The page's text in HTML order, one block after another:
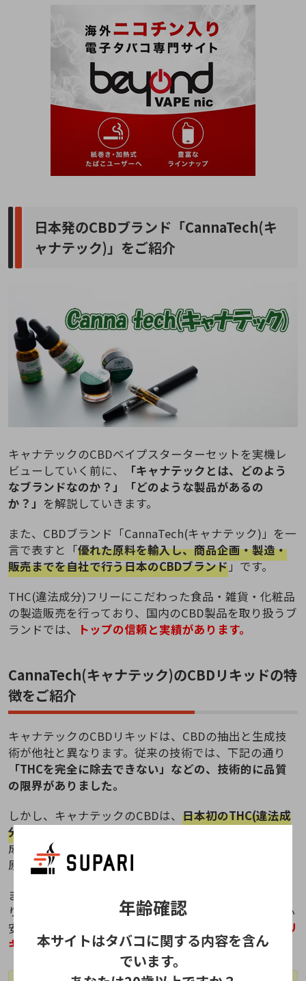
日本発のCBDブランド「CannaTech(キ
ャナテック)」をご紹介
キャナテックのCBDベイプスターターセットを実機レ
ビューしていく前に、
「キャナテックとは、どのよう
なブランドなのか？」「どのような製品があるの
か？」 を解説していきます。
また、CBDブランド「CannaTech(キャナテック)」を一
言で表すと「優れた原料を輸入し、商品企画・製造・
販売までを自社で行う日本のCBDブランド」です。
THC(違法成分)フリーにこだわった食品・雑貨・化粧品
の製造販売を行っており、国内のCBD製品を取り扱うブ
ランドでは、
トップの信頼と実績があります。
CannaTech(キャナテック)のCBDリキッドの特
徴をご紹介
キャナテックのCBDリキッドは、CBDの抽出と生成技
術が他社と異なります。従来の技術では、下記の通り
「THCを完全に除去できない」などの、技術的に品質
の限界がありました。
しかし、キャナテックのCBDは、 日本初のTHC(違法成
分)を完全除去したブロードスペクトラムオイル！
成分を完全除去しながらも、多くの有用成分を含んだ
原料を使用しています。
また、ヘンプ由来の豊富な天然テルペンが含まれてお
り、高いアントラージュを実感出来ます。ここまで安心
安全で高品質なCBDリキッドは、
キャナテックのCBDリ
キッドだけです。
年齢確認
本サイトはタバコに関する内容を含ん
でいます。